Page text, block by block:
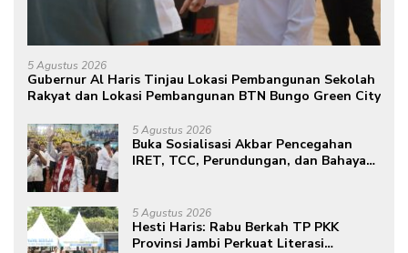
5 Agustus 2026
Gubernur Al Haris Tinjau Lokasi Pembangunan Sekolah
Rakyat dan Lokasi Pembangunan BTN Bungo Green City
5 Agustus 2026
Buka Sosialisasi Akbar Pencegahan
IRET, TCC, Perundungan, dan Bahaya
masa depan sudah ada di tangan”
5 Agustus 2026
Hesti Haris: Rabu Berkah TP PKK
Provinsi Jambi Perkuat Literasi